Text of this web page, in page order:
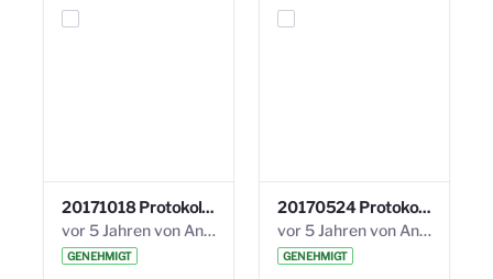
20171018 Protokoll 21. Steuerungskreis.pdf
vor 5 Jahren von Anni Schlumberger
GENEHMIGT
20170524 Protokoll 20. Steuerungskreis.pdf
vor 5 Jahren von Anni Schlumberger
GENEHMIGT